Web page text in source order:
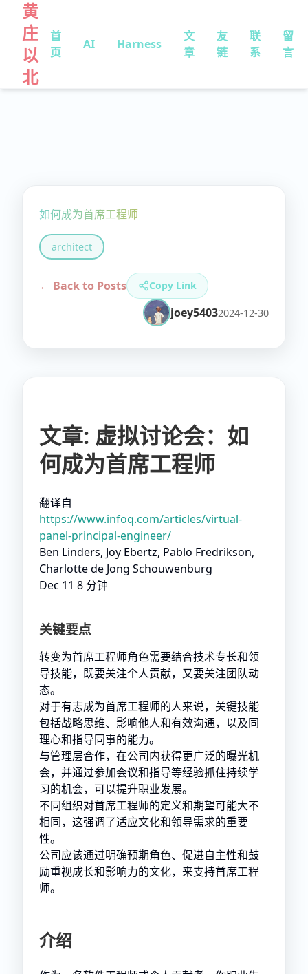
黄
庄
以
北
首
页
AI Harness
文
章
友
链
联
系
留
言
如何成为首席工程师
architect
← Back to Posts Copy Link
joey54032024-12-30
文章: 虚拟讨论会：如
何成为首席工程师
翻译自
https://www.infoq.com/articles/virtual-
panel-principal-engineer/
Ben Linders, Joy Ebertz, Pablo Fredrikson,
Charlotte de Jong Schouwenburg
Dec 11 8 分钟
关键要点
转变为首席工程师角色需要结合技术专长和领
导技能，既要关注个人贡献，又要关注团队动
态。
对于有志成为首席工程师的人来说，关键技能
包括战略思维、影响他人和有效沟通，以及同
理心和指导同事的能力。
与管理层合作，在公司内获得更广泛的曝光机
会，并通过参加会议和指导等经验抓住持续学
习的机会，可以提升职业发展。
不同组织对首席工程师的定义和期望可能大不
相同，这强调了适应文化和领导需求的重要
性。
公司应该通过明确预期角色、促进自主性和鼓
励重视成长和影响力的文化，来支持首席工程
师。
介绍